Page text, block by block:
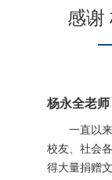
感谢
杨永全老师
一直以
校友、社会
得大量捐赠